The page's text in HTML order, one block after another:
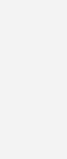
will Solar
Solarthermie in
will damit
Ebene für die
die die
Energien-
von